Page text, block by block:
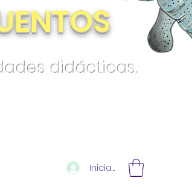
didácticas.
Iniciar sesión